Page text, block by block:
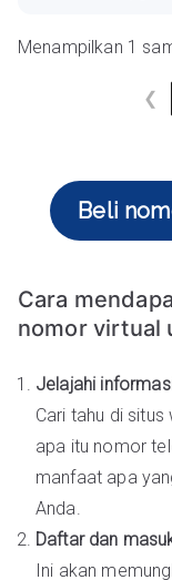
Menampilkan 1
❮
Beli
Cara
nomor virtual
Jelajahi
Cari tahu di situs
apa itu nomor
manfaat apa
Anda.
Daftar dan
Ini akan